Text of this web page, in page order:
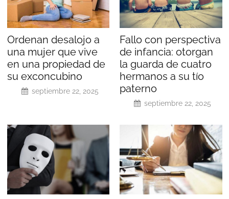
Ordenan desalojo a
una mujer que vive
en una propiedad de
su exconcubino
septiembre 22, 2025
Fallo con perspectiva
de infancia: otorgan
la guarda de cuatro
hermanos a su tío
paterno
septiembre 22, 2025